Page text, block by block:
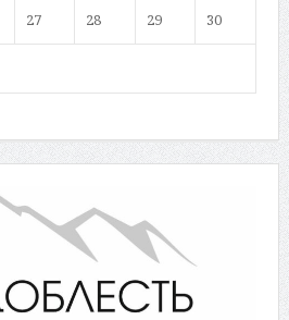
27 28 29 30